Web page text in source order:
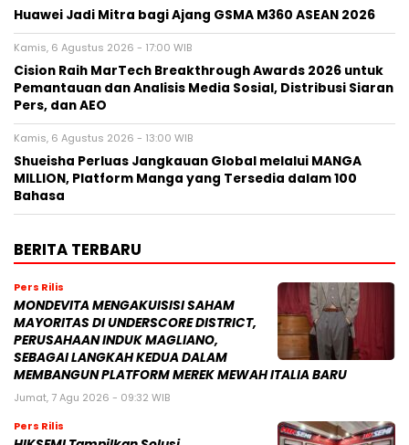
Huawei Jadi Mitra bagi Ajang GSMA M360 ASEAN 2026
Kamis, 6 Agustus 2026 - 17:00 WIB
Cision Raih MarTech Breakthrough Awards 2026 untuk
Pemantauan dan Analisis Media Sosial, Distribusi Siaran
Pers, dan AEO
Kamis, 6 Agustus 2026 - 13:00 WIB
Shueisha Perluas Jangkauan Global melalui MANGA
MILLION, Platform Manga yang Tersedia dalam 100
Bahasa
BERITA TERBARU
Pers Rilis
MONDEVITA MENGAKUISISI SAHAM
MAYORITAS DI UNDERSCORE DISTRICT,
PERUSAHAAN INDUK MAGLIANO,
SEBAGAI LANGKAH KEDUA DALAM
MEMBANGUN PLATFORM MEREK MEWAH ITALIA BARU
Jumat, 7 Agu 2026 - 09:32 WIB
Pers Rilis